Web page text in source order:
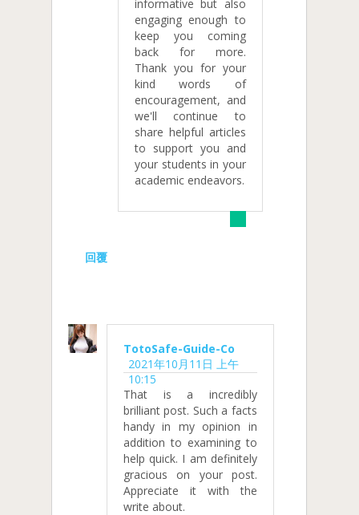
informative but also
engaging enough to
keep you coming
back for more.
Thank you for your
kind words of
encouragement, and
we'll continue to
share helpful articles
to support you and
your students in your
academic endeavors.
回覆
TotoSafe-Guide-Co
2021年10月11日 上午
10:15
That is a incredibly
brilliant post. Such a facts
handy in my opinion in
addition to examining to
help quick. I am definitely
gracious on your post.
Appreciate it with the
write about.